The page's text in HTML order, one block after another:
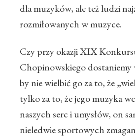
dla muzyków, ale też ludzi
rozmiłowanych w muzyce.
Czy przy okazji XIX
Chopinowskiego dostaniemy
by nie wielbić go za to, że
tylko za to, że jego muzyka
naszych serc i umysłów, on
nieledwie sportowych